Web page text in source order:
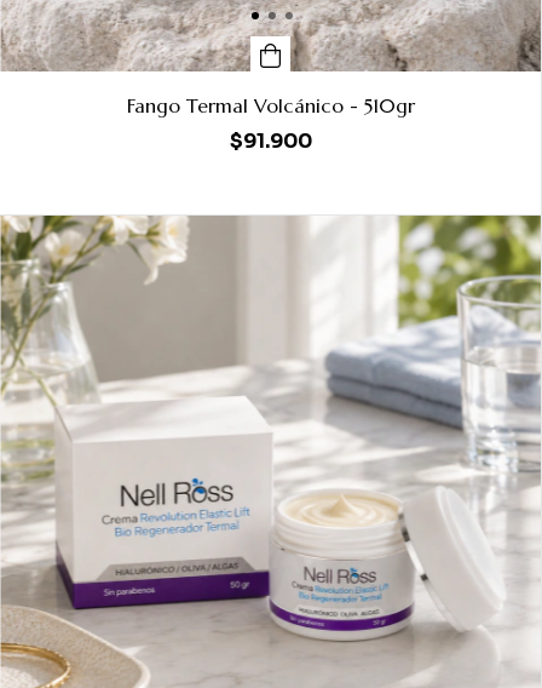
Fango Termal Volcánico - 510gr
$91.900